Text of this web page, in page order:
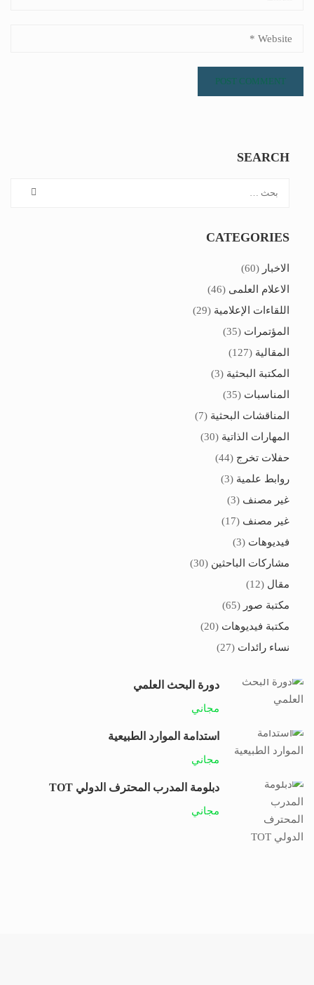
SEARCH
CATEGORIES
الاخبار (60)
الاعلام العلمى (46)
اللقاءات الإعلامية (29)
المؤتمرات (35)
المقالية (127)
المكتبة البحثية (3)
المناسبات (35)
المناقشات البحثية (7)
المهارات الذاتية (30)
حفلات تخرج (44)
روابط علمية (3)
غير مصنف (3)
غير مصنف (17)
فيديوهات (3)
مشاركات الباحثين (30)
مقال (12)
مكتبة صور (65)
مكتبة فيديوهات (20)
نساء رائدات (27)
دورة البحث العلمي
مجاني
استدامة الموارد الطبيعية
مجاني
دبلومة المدرب المحترف الدولي TOT
مجاني